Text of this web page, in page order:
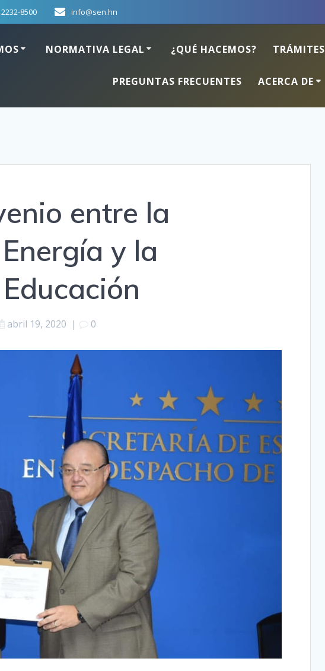
8500 info@sen.hn
NORMATIVA LEGAL ¿QUÉ HACEMOS? TRÁMITES
PREGUNTAS FRECUENTES ACERCA DE
entre la
y la
abril 19, 2020 | 0